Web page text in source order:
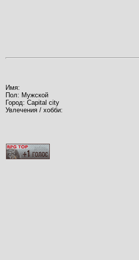
Имя:
Пол: Мужской
Город: Capital city
Увлечения / хобби: